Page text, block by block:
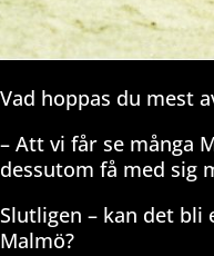
Vad hoppas du mest
– Att vi får se många
dessutom få med sig
Slutligen – kan det bli
Malmö?